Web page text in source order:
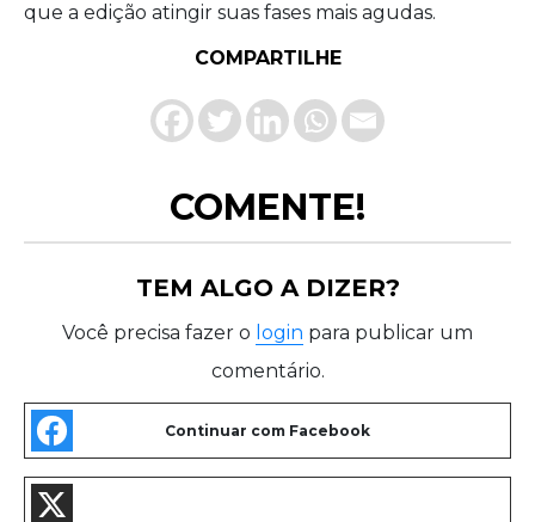
que a edição atingir suas fases mais agudas.
COMPARTILHE
COMENTE!
TEM ALGO A DIZER?
Você precisa fazer o login para publicar um
comentário.